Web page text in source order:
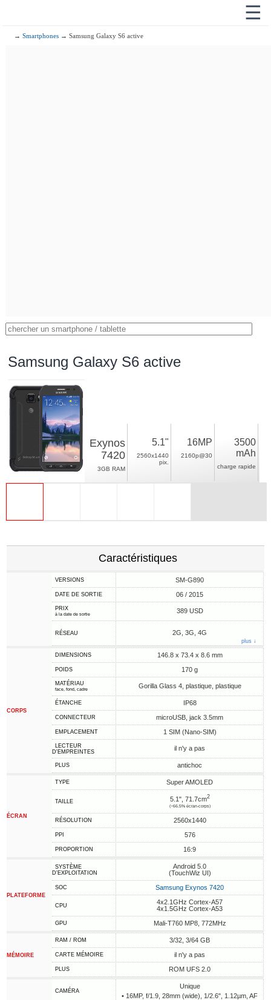
☰
→Smartphones → Samsung Galaxy S6 active
Samsung Galaxy S6 active
Exynos
7420
3GB RAM
5.1"
2560x1440
pix.
16MP
2160p@30
3500
mAh
charge rapide
Caractéristiques
VERSIONS SM-G890
DATE DE SORTIE 06 / 2015
PRIX
à la date de sortie 389 USD
RÉSEAU 2G, 3G, 4G
plus ↓
CORPS
DIMENSIONS 146.8 x 73.4 x 8.6 mm
POIDS 170 g
MATÉRIAU
face, fond, cadre Gorilla Glass 4, plastique, plastique
ÉTANCHE IP68
CONNECTEUR microUSB, jack 3.5mm
EMPLACEMENT 1 SIM (Nano-SIM)
LECTEUR
D'EMPREINTES
il n'y a pas
PLUS antichoc
ÉCRAN
TYPE Super AMOLED
TAILLE 5.1", 71.7cm2
(~66.5% écran-corps)
RÉSOLUTION 2560x1440
PPI 576
PROPORTION 16:9
PLATEFORME
SYSTÈME
D'EXPLOITATION
Android 5.0
(TouchWiz UI)
SOC Samsung Exynos 7420
CPU
4x2.1GHz Cortex-A57
4x1.5GHz Cortex-A53
GPU Mali-T760 MP8, 772MHz
MÉMOIRE
RAM / ROM 3/32, 3/64 GB
CARTE MÉMOIRE il n'y a pas
PLUS ROM UFS 2.0
CAMÉRA
Unique
• 16MP, f/1.9, 28mm (wide), 1/2.6", 1.12µm, AF